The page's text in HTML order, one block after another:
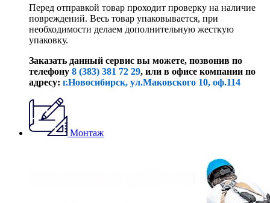
Перед отправкой товар проходит проверку на наличие
повреждений. Весь товар упаковывается, при
необходимости делаем дополнительную жесткую
упаковку.
Заказать данный сервис вы можете, позвонив по
телефону 8 (383) 381 72 29, или в офисе компании по
адресу: г.Новосибирск, ул.Маковского 10, оф.114
Монтаж